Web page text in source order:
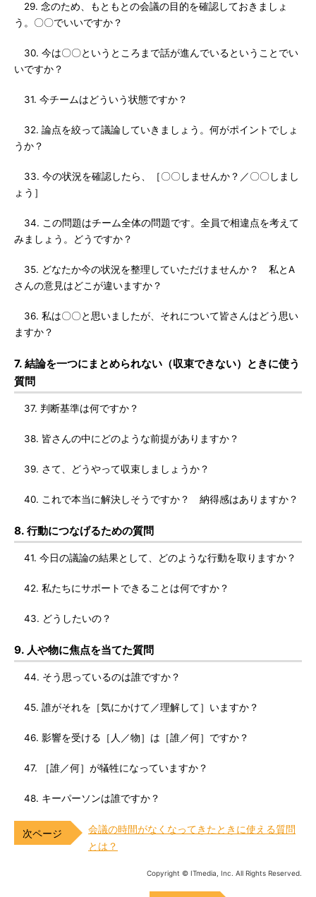
29. 念のため、もともとの会議の目的を確認しておきましょ
う。〇〇でいいですか？
30. 今は〇〇というところまで話が進んでいるということでい
いですか？
31. 今チームはどういう状態ですか？
32. 論点を絞って議論していきましょう。何がポイントでしょ
うか？
33. 今の状況を確認したら、［〇〇しませんか？／〇〇しまし
ょう］
34. この問題はチーム全体の問題です。全員で相違点を考えて
みましょう。どうですか？
35. どなたか今の状況を整理していただけませんか？ 私とA
さんの意見はどこが違いますか？
36. 私は〇〇と思いましたが、それについて皆さんはどう思い
ますか？
7. 結論を一つにまとめられない（収束できない）ときに使う
質問
37. 判断基準は何ですか？
38. 皆さんの中にどのような前提がありますか？
39. さて、どうやって収束しましょうか？
40. これで本当に解決しそうですか？ 納得感はありますか？
8. 行動につなげるための質問
41. 今日の議論の結果として、どのような行動を取りますか？
42. 私たちにサポートできることは何ですか？
43. どうしたいの？
9. 人や物に焦点を当てた質問
44. そう思っているのは誰ですか？
45. 誰がそれを［気にかけて／理解して］いますか？
46. 影響を受ける［人／物］は［誰／何］ですか？
47. ［誰／何］が犠牲になっていますか？
48. キーパーソンは誰ですか？
会議の時間がなくなってきたときに使える質問
とは？
Copyright © ITmedia, Inc. All Rights Reserved.